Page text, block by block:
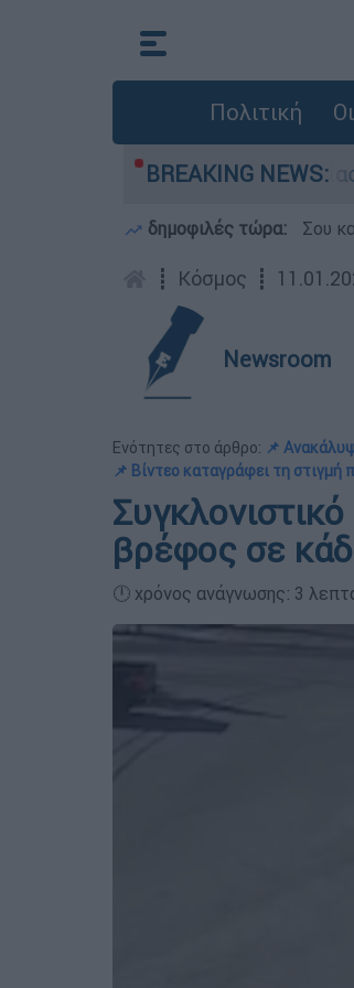
Πολιτική
BREAKING NEWS:
της Γερμανίας:
δημοφιλές τώρα: Σου
┋ Κόσμος ┋
Newsroom
Ενότητες στο άρθρο: 📌
📌 Βίντεο καταγράφει τη
βρέφος σε
🕛 χρόνος ανάγνωσης: 3